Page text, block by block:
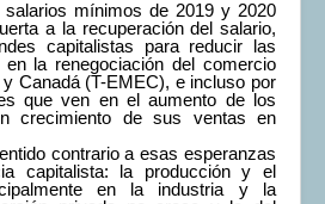
mínimos de 2019 y 2020
a la recuperación del salario,
capitalistas para reducir las
la renegociación del comercio
Canadá (T-EMEC), e incluso por
que ven en el aumento de los
crecimiento de sus ventas en
contrario a esas esperanzas
capitalista: la producción y el
en la industria y la